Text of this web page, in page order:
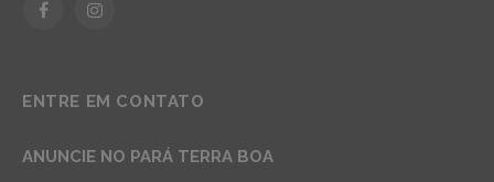
FacebookInstagram
ENTRE EM CONTATO
ANUNCIE NO PARÁ TERRA BOA